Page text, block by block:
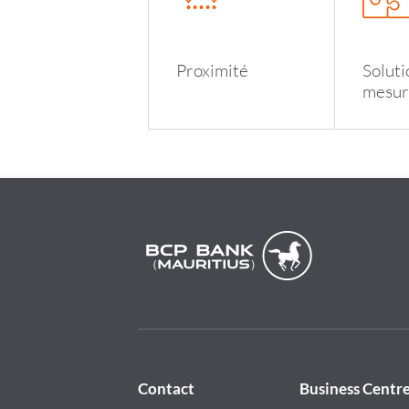
Proximité
Contact Business